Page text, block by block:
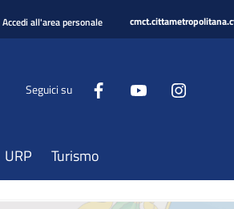
Accedi all'area personale
Seguici su
URP Turismo